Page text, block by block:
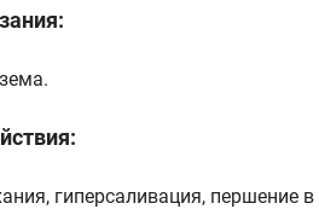
гиперсаливация, першение